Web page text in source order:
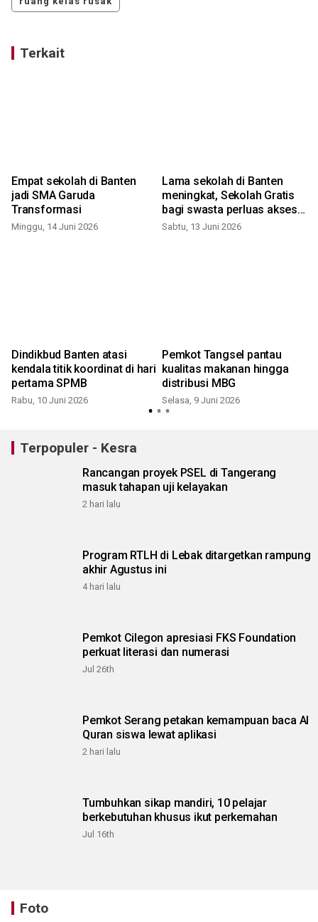
Terkait
Empat sekolah di Banten
jadi SMA Garuda
Transformasi
Minggu, 14 Juni 2026
Lama sekolah di Banten
meningkat, Sekolah Gratis
bagi swasta perluas akses
pendidikan
Sabtu, 13 Juni 2026
Dindikbud Banten atasi
kendala titik koordinat di hari
pertama SPMB
Rabu, 10 Juni 2026
Pemkot Tangsel pantau
kualitas makanan hingga
distribusi MBG
Selasa, 9 Juni 2026
Terpopuler - Kesra
Rancangan proyek PSEL di Tangerang
masuk tahapan uji kelayakan
2 hari lalu
Program RTLH di Lebak ditargetkan rampung
akhir Agustus ini
4 hari lalu
Pemkot Cilegon apresiasi FKS Foundation
perkuat literasi dan numerasi
Jul 26th
Pemkot Serang petakan kemampuan baca Al
Quran siswa lewat aplikasi
2 hari lalu
Tumbuhkan sikap mandiri, 10 pelajar
berkebutuhan khusus ikut perkemahan
Jul 16th
Foto